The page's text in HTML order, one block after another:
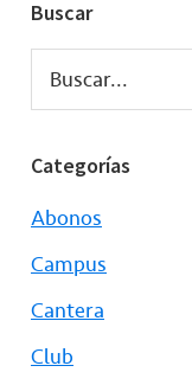
Buscar
Buscar...
Categorías
Abonos
Campus
Cantera
Club